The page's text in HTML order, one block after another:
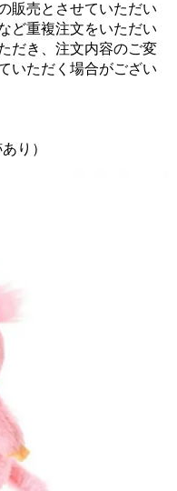
販売とさせていただい
ど重複注文をいただい
だき、注文内容のご変
いただく場合がござい
り）